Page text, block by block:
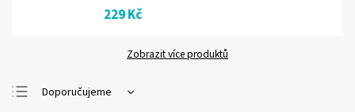
229 Kč
Zobrazit více produktů
Doporučujeme